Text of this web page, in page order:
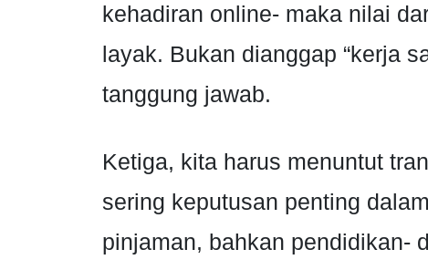
kehadiran online- maka nilai
layak. Bukan dianggap “kerja
tanggung jawab.
Ketiga, kita harus menuntut
sering keputusan penting
pinjaman, bahkan pendidikan-